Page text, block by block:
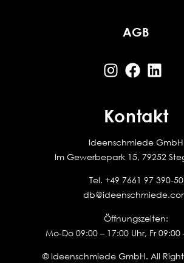
AGB
Kontakt
Ideenschmiede GmbH
Im Gewerbepark 15, 79252
Tel. +49 7661 97 390-50
Öffnungszeiten:
Mo-Do 09:00 – 17:00 Uhr, Fr 09:00
© Ideenschmiede GmbH. All